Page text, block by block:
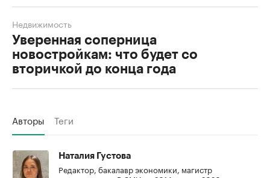
Уверенная соперница
новостройкам: что будет со
вторичкой до конца года
Недвижимость
Авторы Теги
Наталия Густова
Редактор, бакалавр экономики, магистр